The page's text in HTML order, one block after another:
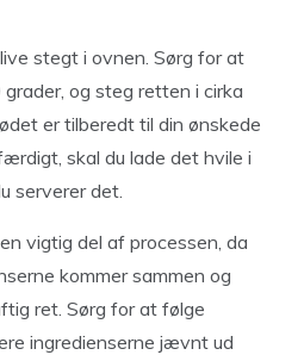
stegt i ovnen. Sørg for at
og steg retten i cirka
er tilberedt til din ønskede
skal du lade det hvile i
serverer det.
vigtig del af processen, da
kommer sammen og
ret. Sørg for at følge
ingredienserne jævnt ud